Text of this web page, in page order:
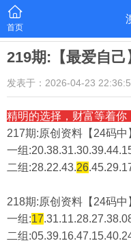
首页
219期:【最爱自
发表于：2026-04-23
精明的选择，财富等着你
217期:原创资料【24码中
一组
二组:28.22.43.26
218期:原创资料【24码中
一组:17
二组: